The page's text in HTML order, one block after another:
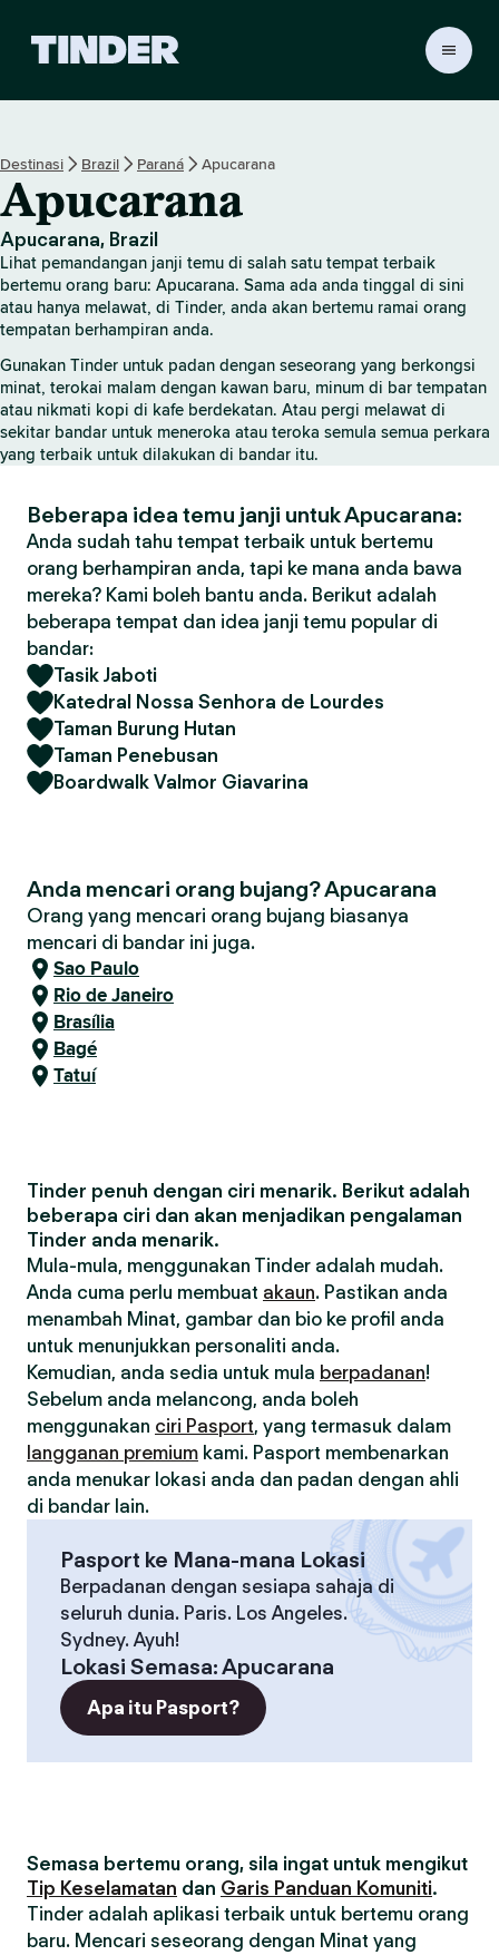
a
n
U
a
m
a
T
n
d
e
r
Destinasi Brazil Paraná Apucarana
Apucarana
Apucarana, Brazil
Lihat pemandangan janji temu di salah satu tempat terbaik
bertemu orang baru: Apucarana. Sama ada anda tinggal di sini
atau hanya melawat, di Tinder, anda akan bertemu ramai orang
tempatan berhampiran anda.
Gunakan Tinder untuk padan dengan seseorang yang berkongsi
minat, terokai malam dengan kawan baru, minum di bar tempatan
atau nikmati kopi di kafe berdekatan. Atau pergi melawat di
sekitar bandar untuk meneroka atau teroka semula semua perkara
yang terbaik untuk dilakukan di bandar itu.
Beberapa idea temu janji untuk Apucarana:
Anda sudah tahu tempat terbaik untuk bertemu
orang berhampiran anda, tapi ke mana anda bawa
mereka? Kami boleh bantu anda. Berikut adalah
beberapa tempat dan idea janji temu popular di
bandar:
Tasik Jaboti
Katedral Nossa Senhora de Lourdes
Taman Burung Hutan
Taman Penebusan
Boardwalk Valmor Giavarina
Anda mencari orang bujang? Apucarana
Orang yang mencari orang bujang biasanya
mencari di bandar ini juga.
Sao Paulo
Rio de Janeiro
Brasília
Bagé
Tatuí
Tinder penuh dengan ciri menarik. Berikut adalah
beberapa ciri dan akan menjadikan pengalaman
Tinder anda menarik.
Mula-mula, menggunakan Tinder adalah mudah.
Anda cuma perlu membuat akaun. Pastikan anda
menambah Minat, gambar dan bio ke profil anda
untuk menunjukkan personaliti anda.
Kemudian, anda sedia untuk mula berpadanan!
Sebelum anda melancong, anda boleh
menggunakan ciri Pasport, yang termasuk dalam
langganan premium kami. Pasport membenarkan
anda menukar lokasi anda dan padan dengan ahli
di bandar lain.
Pasport ke Mana-mana Lokasi
Berpadanan dengan sesiapa sahaja di
seluruh dunia. Paris. Los Angeles.
Sydney. Ayuh!
Lokasi Semasa:Apucarana
Apa itu Pasport?
Semasa bertemu orang, sila ingat untuk mengikut
Tip Keselamatan dan Garis Panduan Komuniti.
Tinder adalah aplikasi terbaik untuk bertemu orang
baru. Mencari seseorang dengan Minat yang